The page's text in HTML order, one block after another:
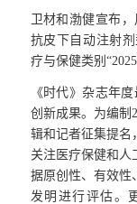
卫材和渤健宣布
抗皮下自动注射
疗与保健类别
《时代》杂志年
创新成果。为编制
辑和记者征集提名
关注医疗保健和人
据原创性、有效性
发明进行评估。